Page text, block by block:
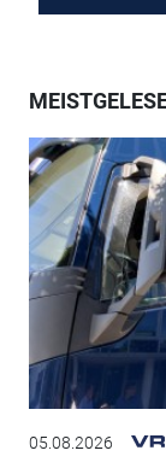
05.08.2026